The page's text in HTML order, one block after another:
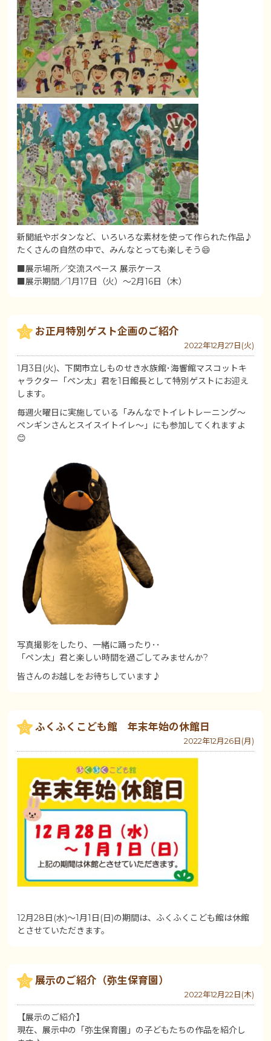
新聞紙やボタンなど、いろいろな素材を使って作られた作品♪
たくさんの自然の中で、みんなとっても楽しそう😄
■展示場所／交流スペース 展示ケース
■展示期間／1月17日（火）～2月16日（木）
お正月特別ゲスト企画のご紹介
2022年12月27日(火)
1月3日(火)、下関市立しものせき水族館･海響館マスコットキ
ャラクター「ペン太」君を1日館長として特別ゲストにお迎え
します。
毎週火曜日に実施している「みんなでトイレトレーニング～
ペンギンさんとスイスイトイレ～」にも参加してくれますよ
😊
写真撮影をしたり、一緒に踊ったり･･
「ペン太」君と楽しい時間を過ごしてみませんか?
皆さんのお越しをお待ちしています♪
ふくふくこども館 年末年始の休館日
2022年12月26日(月)
12月28日(水)～1月1日(日)の期間は、ふくふくこども館は休館
とさせていただきます。
展示のご紹介（弥生保育園）
2022年12月22日(木)
【展示のご紹介】
現在、展示中の「弥生保育園」の子どもたちの作品を紹介し